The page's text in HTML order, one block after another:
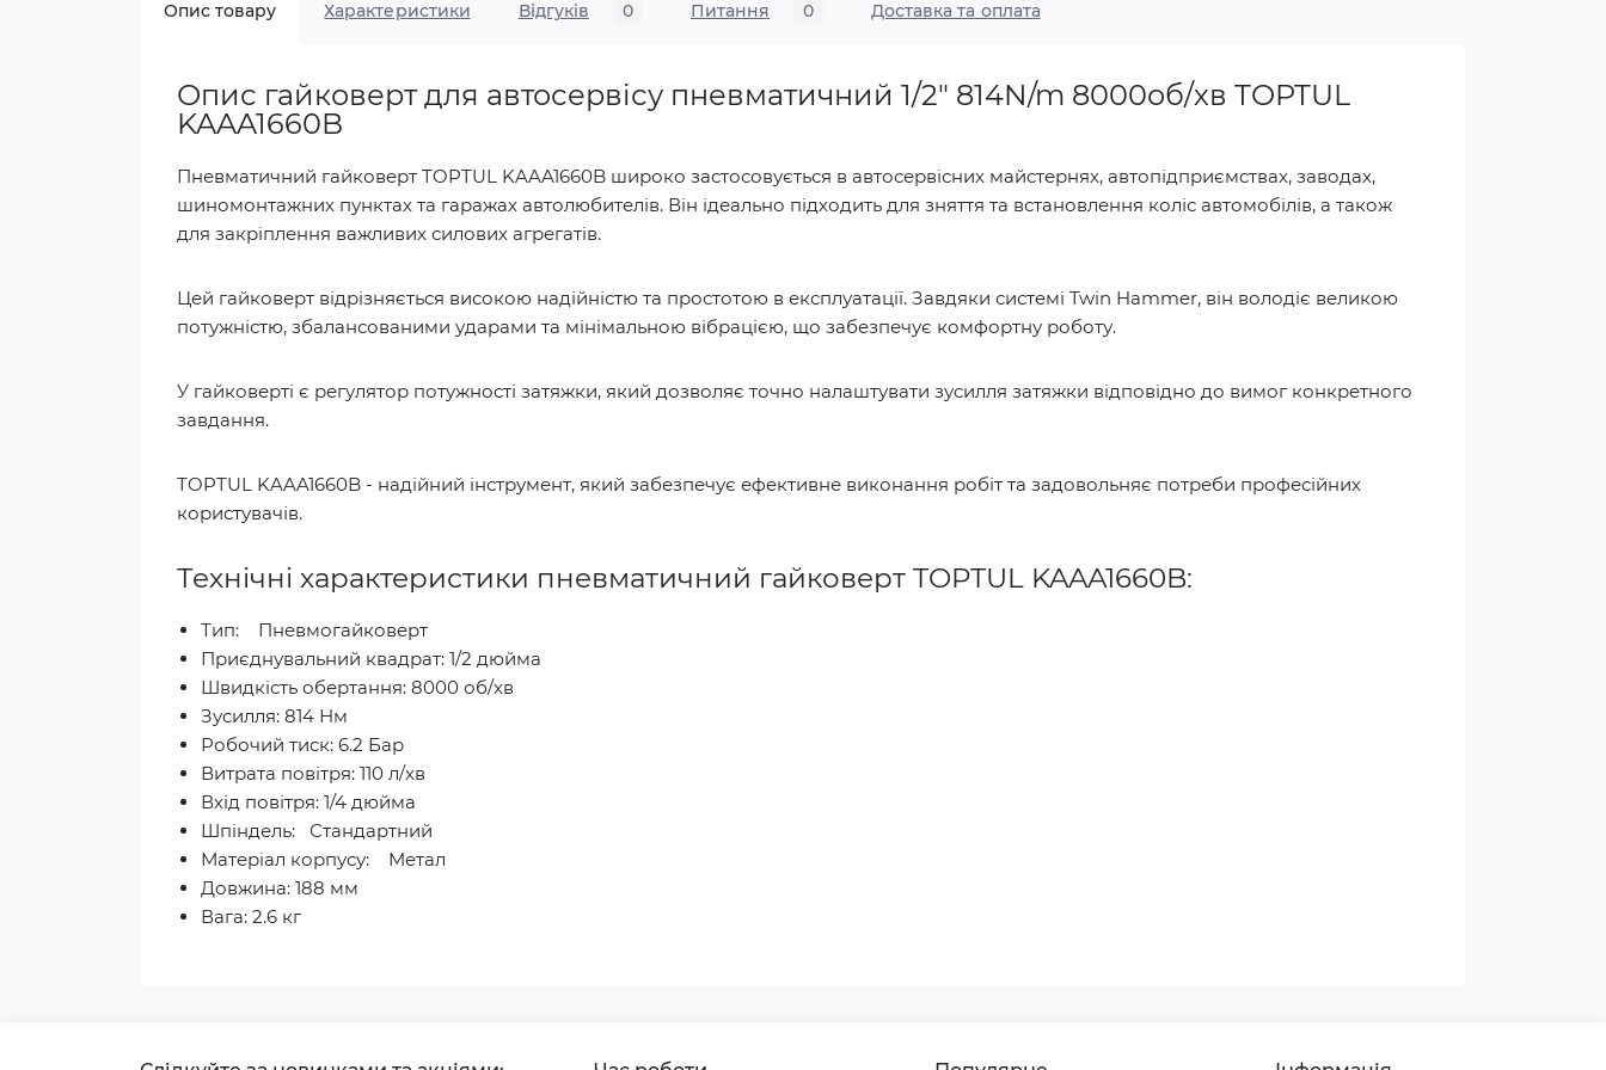
Опис товару Характеристики Відгуків 0 Питання 0 Доставка та оплата
Опис гайковерт для автосервісу пневматичний 1/2" 814N/m 8000об/хв TOPTUL
KAAA1660B
Пневматичний гайковерт TOPTUL KAAA1660B широко застосовується в автосервісних майстернях, автопідприємствах, заводах,
шиномонтажних пунктах та гаражах автолюбителів. Він ідеально підходить для зняття та встановлення коліс автомобілів, а також
для закріплення важливих силових агрегатів.
Цей гайковерт відрізняється високою надійністю та простотою в експлуатації. Завдяки системі Twin Hammer, він володіє великою
потужністю, збалансованими ударами та мінімальною вібрацією, що забезпечує комфортну роботу.
У гайковерті є регулятор потужності затяжки, який дозволяє точно налаштувати зусилля затяжки відповідно до вимог конкретного
завдання.
TOPTUL KAAA1660B - надійний інструмент, який забезпечує ефективне виконання робіт та задовольняє потреби професійних
користувачів.
Технічні характеристики пневматичний гайковерт TOPTUL KAAA1660B:
Тип: Пневмогайковерт
Приєднувальний квадрат: 1/2 дюйма
Швидкість обертання: 8000 об/хв
Зусилля: 814 Нм
Робочий тиск: 6.2 Бар
Витрата повітря: 110 л/хв
Вхід повітря: 1/4 дюйма
Шпіндель: Стандартний
Матеріал корпусу: Метал
Довжина: 188 мм
Вага: 2.6 кг